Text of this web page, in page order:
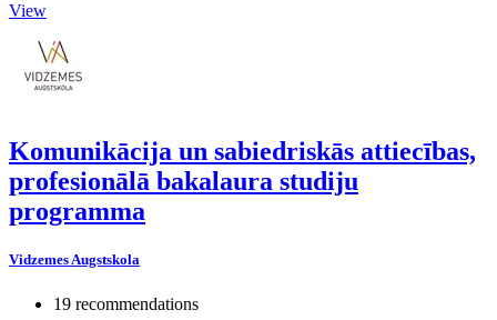
View
Komunikācija un sabiedriskās attiecības,
profesionālā bakalaura studiju
programma
Vidzemes Augstskola
19 recommendations